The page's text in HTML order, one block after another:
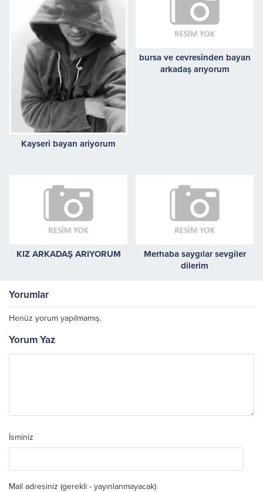
Kayseri bayan ariyorum
bursa ve cevresinden bayan
arkadaş arıyorum
KIZ ARKADAŞ ARIYORUM
Merhaba saygılar sevgiler
dilerim
Yorumlar
Henüz yorum yapılmamış.
Yorum Yaz
İsminiz
Mail adresiniz (gerekli - yayınlanmayacak)